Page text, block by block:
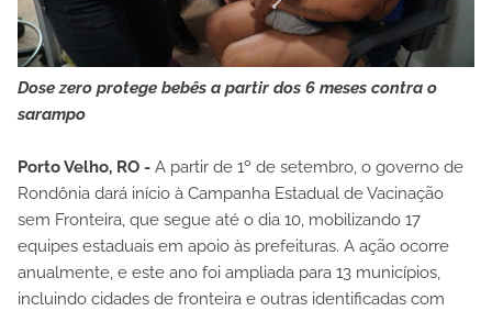
Dose zero protege bebês a partir dos 6 meses contra o
sarampo
Porto Velho, RO - A partir de 1º de setembro, o governo de
Rondônia dará início à Campanha Estadual de Vacinação
sem Fronteira, que segue até o dia 10, mobilizando 17
equipes estaduais em apoio às prefeituras. A ação ocorre
anualmente, e este ano foi ampliada para 13 municípios,
incluindo cidades de fronteira e outras identificadas com